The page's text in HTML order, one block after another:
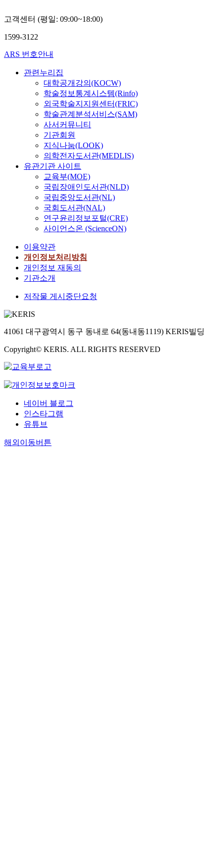
고객센터 (평일: 09:00~18:00)
1599-3122
ARS 번호안내
관련누리집
대학공개강의(KOCW)
학술정보통계시스템(Rinfo)
외국학술지지원센터(FRIC)
학술관계분석서비스(SAM)
사서커뮤니티
기관회원
지식나눔(LOOK)
의학전자도서관(MEDLIS)
유관기관 사이트
교육부(MOE)
국립장애인도서관(NLD)
국립중앙도서관(NL)
국회도서관(NAL)
연구윤리정보포털(CRE)
사이언스온 (ScienceON)
이용약관
개인정보처리방침
개인정보 재동의
기관소개
저작물 게시중단요청
41061 대구광역시 동구 동내로 64(동내동1119) KERIS빌딩
Copyright© KERIS. ALL RIGHTS RESERVED
네이버 블로그
인스타그램
유튜브
해외이동버튼